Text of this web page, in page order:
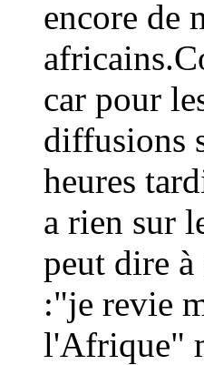
encore de
car pour
diffusions
heures
a rien sur
peut dire
:"je revie
l'Afrique"